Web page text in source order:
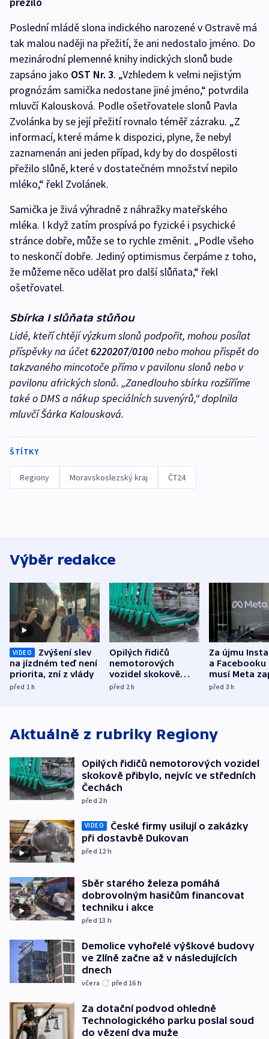
Poslední mládě slona indického narozené v Ostravě má
tak malou naději na přežití, že ani nedostalo jméno. Do
mezinárodní plemenné knihy indických slonů bude
zapsáno jako OST Nr. 3. „Vzhledem k velmi nejistým
prognózám samička nedostane jiné jméno,“ potvrdila
mluvčí Kalousková. Podle ošetřovatele slonů Pavla
Zvolánka by se její přežití rovnalo téměř zázraku. „Z
informací, které máme k dispozici, plyne, že nebyl
zaznamenán ani jeden případ, kdy by do dospělosti
přežilo slůně, které v dostatečném množství nepilo
mléko,“ řekl Zvolánek.
Samička je živá výhradně z náhražky mateřského
mléka. I když zatím prospívá po fyzické i psychické
stránce dobře, může se to rychle změnit. „Podle všeho
to neskončí dobře. Jediný optimismus čerpáme z toho,
že můžeme něco udělat pro další slůňata,“ řekl
ošetřovatel.
Sbírka I slůňata stůňou
Lidé, kteří chtějí výzkum slonů podpořit, mohou posílat
příspěvky na účet 6220207/0100nebo mohou přispět do
takzvaného mincotoče přímo v pavilonu slonů nebo v
pavilonu afrických slonů. „Zanedlouho sbírku rozšíříme
také o DMS a nákup speciálních suvenýrů,“ doplnila
mluvčí Šárka Kalousková.
ŠTÍTKY
Regiony Moravskoslezský kraj ČT24
Výběr redakce
VIDEO
Zvýšení slev
na jízdném teď není
priorita, zní z vlády
před 1h
Opilých řidičů
nemotorových
vozidel skokově
přibylo, nejvíc ve
před 2h
Za újmu
a
musí Meta
půl miliardy
před 3h
Aktuálně z rubriky Regiony
Opilých řidičů nemotorových vozidel
skokově přibylo, nejvíc ve středních
Čechách
před 2h
VIDEO
České firmy usilují o zakázky
při dostavbě Dukovan
před 12 h
Sběr starého železa pomáhá
dobrovolným hasičům financovat
techniku i akce
před 13 h
Demolice vyhořelé výškové budovy
ve Zlíně začne až v následujících
dnech
včera před 16 h
Za dotační podvod ohledně
Technologického parku poslal soud
do vězení dva muže